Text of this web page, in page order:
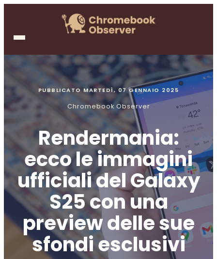
PUBBLICATOMARTEDÌ, 07 GENNAIO 2025
Chromebook Observer
Rendermania:
ecco le immagini
ufficiali del Galaxy
S25 con una
preview delle sue
sfondi esclusivi